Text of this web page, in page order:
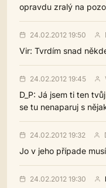
opravdu zralý na
24.02.2012 19:50
Vir: Tvrdím snad
24.02.2012 19:45
D_P: Já jsem ti ten
se tu nenaparuj s
24.02.2012 19:32
Jo v jeho případe
24.02.2012 19:30